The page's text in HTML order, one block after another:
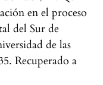
en el proceso
del Sur de
de las
Recuperado a